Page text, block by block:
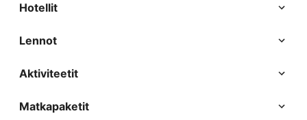
Hotellit
Lennot
Aktiviteetit
Matkapaketit